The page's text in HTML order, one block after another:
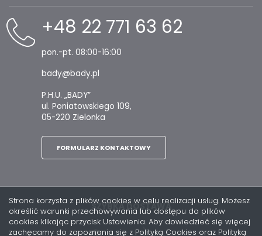
+48 22 771 63 62
pon.-pt. 08:00-16:00
bady@bady.pl
P.H.U. „BADY”
ul. Poniatowskiego 109,
05-220 Zielonka
FORMULARZ KONTAKTOWY
SZYBKA DOSTAWA
Strona korzysta z plików cookies w celu realizacji usług. Możesz
określić warunki przechowywania lub dostępu do plików
cookies klikając przycisk Ustawienia. Aby dowiedzieć się więcej
zachęcamy do zapoznania się z Polityką Cookies oraz Polityką